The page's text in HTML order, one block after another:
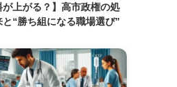
が上がる？】高市政権の処
“勝ち組になる職場選び”